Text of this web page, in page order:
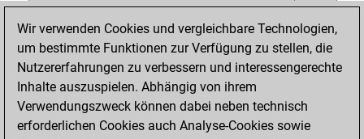
Matt auf vollem Brett
0
Bauer setzt Matt
0
Erstickte Matts
Unterverwandlungen
Wir verwenden Cookies und vergleichbare Technologien,
um bestimmte Funktionen zur Verfügung zu stellen, die
Nutzererfahrungen zu verbessern und interessengerechte
Inhalte auszuspielen. Abhängig von ihrem
Verwendungszweck können dabei neben technisch
erforderlichen Cookies auch Analyse-Cookies sowie